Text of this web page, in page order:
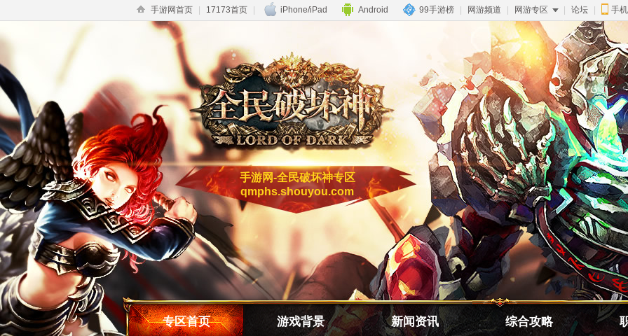
手游网首页 17173首页 iPhone/iPad Android 99手游榜 网游频道 网游专区 论坛 手
手游网-全民破坏神专区
qmphs.shouyou.com
专区首页 游戏背景 新闻资讯 综合攻略